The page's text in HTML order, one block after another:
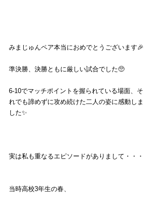
みまじゅんペア本当におめでとうございます🎉
準決勝、決勝ともに厳しい試合でした🥺
6-10でマッチポイントを握られている場面、そ
れでも諦めずに攻め続けた二人の姿に感動しま
した✨
実は私も重なるエピソードがありまして・・・
当時高校3年生の春、